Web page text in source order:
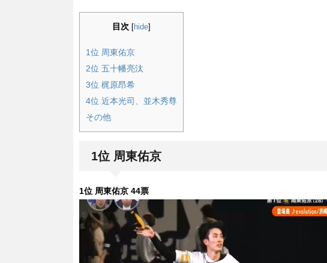
目次 [hide]
1位 周東佑京
2位 五十幡亮汰
3位 梶原昂希
4位 近本光司、並木秀尊
その他
1位 周東佑京
1位 周東佑京 44票